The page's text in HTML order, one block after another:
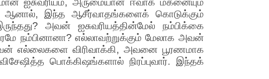
ஆனால், இந்த ஆசீர்வாதங்களைக் கொடுக்கும்
அவன் ஐசுவரியத்தின்மேல் நம்பிக்கை
நம்பினானா? எல்லாவற்றுக்கும் மேலாக அவன்
எல்லைகளை விரிவாக்கி, அவனை பூரணமாக
பொக்கிஷங்களால் நிரப்புவார். இந்தக்